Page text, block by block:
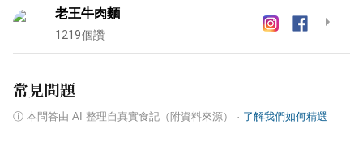
老王牛肉麵
1219個讚
常見問題
ⓘ 本問答由 AI 整理自真實食記（附資料來源） · 了解我們如何精選